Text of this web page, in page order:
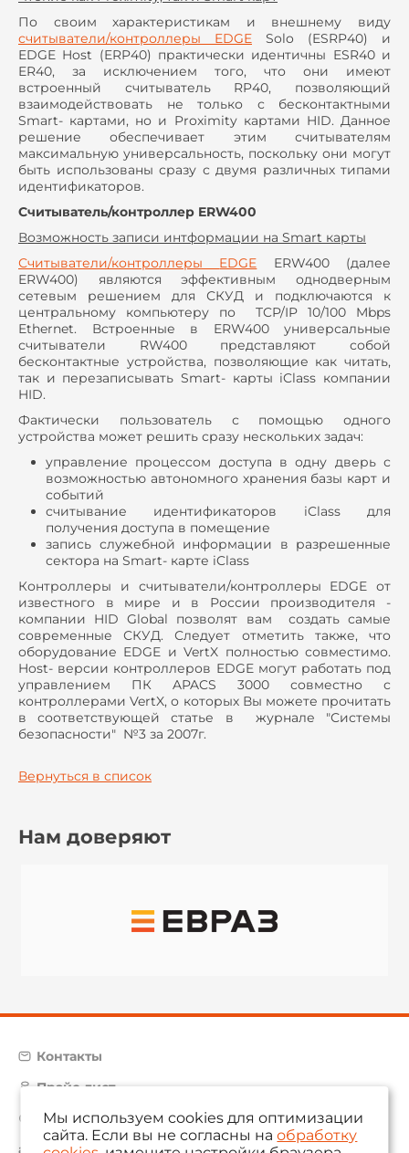
По своим характеристикам и внешнему виду
считыватели/контроллеры EDGE Solo (ESRP40) и
EDGE Host (ERP40) практически идентичны ESR40 и
ER40, за исключением того, что они имеют
встроенный считыватель RP40, позволяющий
взаимодействовать не только с бесконтактными
Smart- картами, но и Proximity картами HID. Данное
решение обеспечивает этим считывателям
максимальную универсальность, поскольку они могут
быть использованы сразу с двумя различных типами
идентификаторов.
Считыватель/контроллер ERW400
Возможность записи интформации на Smart карты
Считыватели/контроллеры EDGE ERW400 (далее
ERW400) являются эффективным однодверным
сетевым решением для СКУД и подключаются к
центральному компьютеру по TCP/IP 10/100 Mbps
Ethernet. Встроенные в ERW400 универсальные
считыватели RW400 представляют собой
бесконтактные устройства, позволяющие как читать,
так и перезаписывать Smart- карты iClass компании
HID.
Фактически пользователь с помощью одного
устройства может решить сразу нескольких задач:
управление процессом доступа в одну дверь с
возможностью автономного хранения базы карт и
событий
считывание идентификаторов iClass для
получения доступа в помещение
запись служебной информации в разрешенные
сектора на Smart- карте iClass
Контроллеры и считыватели/контроллеры EDGE от
известного в мире и в России производителя -
компании HID Global позволят вам создать самые
современные СКУД. Следует отметить также, что
оборудование EDGE и VertX полностью совместимо.
Host- версии контроллеров EDGE могут работать под
управлением ПК APACS 3000 совместно с
контроллерами VertX, о которых Вы можете прочитать
в соответствующей статье в журнале "Системы
безопасности" №3 за 2007г.
Вернуться в список
Нам доверяют
Контакты
Прайс-лист
Карта сайта
Мы используем cookies для оптимизации
сайта. Если вы не согласны наобработку